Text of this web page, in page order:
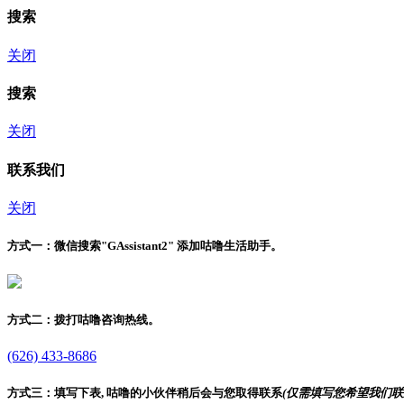
搜索
关闭
搜索
关闭
联系我们
关闭
方式一： 微信搜索"GAssistant2" 添加咕噜生活助手。
方式二： 拨打咕噜咨询热线。
(626) 433-8686
方式三： 填写下表, 咕噜的小伙伴稍后会与您取得联系(仅需填写您希望我们